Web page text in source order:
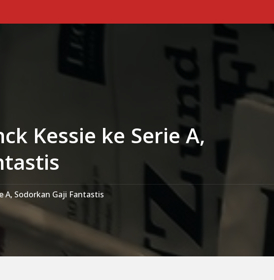
Primary Menu
Kessie ke Serie A,
A, Sodorkan Gaji Fantastis